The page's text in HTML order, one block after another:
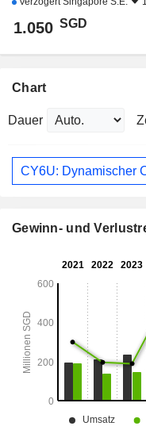
1.050 SGD
Chart
Dauer
CY6U: Dynamischer
Gewinn- und